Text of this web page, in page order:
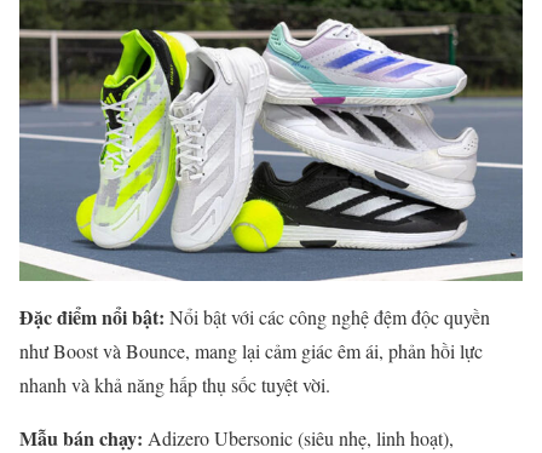
Đặc điểm nổi bật: Nổi bật với các công nghệ đệm độc quyền
như Boost và Bounce, mang lại cảm giác êm ái, phản hồi lực
nhanh và khả năng hấp thụ sốc tuyệt vời.
Mẫu bán chạy: Adizero Ubersonic (siêu nhẹ, linh hoạt),